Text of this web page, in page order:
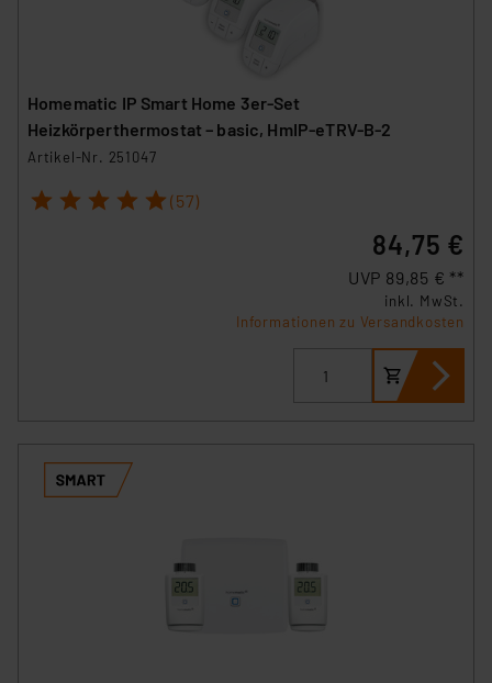
Homematic IP Smart Home 3er-Set
Heizkörperthermostat – basic, HmIP-eTRV-B-2
Artikel-Nr. 251047
1 2 3 4 5 (57)
84,75 €
UVP 89,85 € **
inkl. MwSt.
Informationen zu Versandkosten